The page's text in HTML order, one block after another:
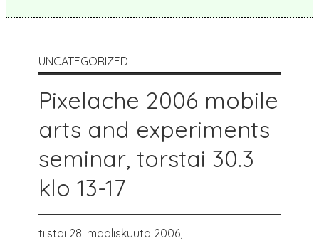
UNCATEGORIZED
Pixelache 2006 mobile
arts and experiments
seminar, torstai 30.3
klo 13-17
tiistai 28. maaliskuuta 2006,